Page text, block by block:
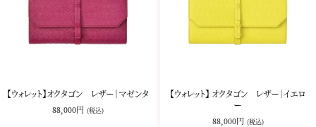
【ウォレット】オクタゴン レザー｜マゼンタ
88,000円 (税込)
【ウォレット】 オクタゴン レザー｜イエロ
ー
88,000円 (税込)